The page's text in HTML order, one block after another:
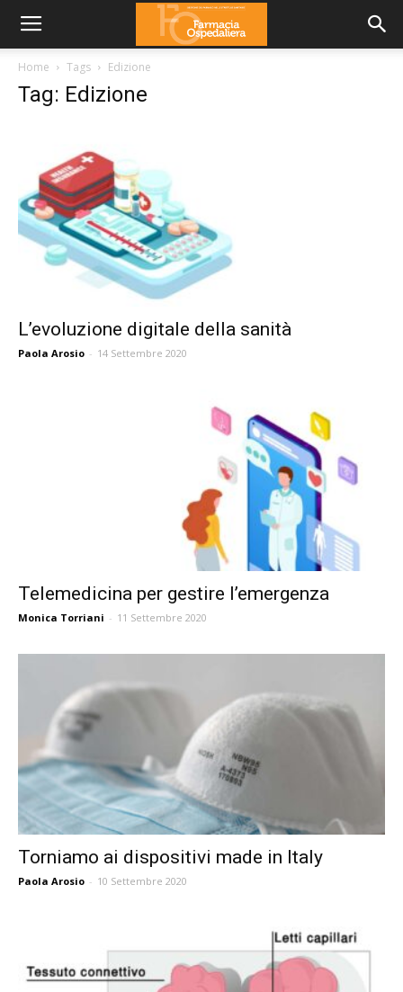
Home Tags Edizione
Tag: Edizione
L’evoluzione digitale della sanità
Paola Arosio - 14 Settembre 2020
Telemedicina per gestire l’emergenza
Monica Torriani - 11 Settembre 2020
Torniamo ai dispositivi made in Italy
Paola Arosio - 10 Settembre 2020